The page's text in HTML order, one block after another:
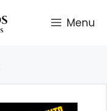
Menu